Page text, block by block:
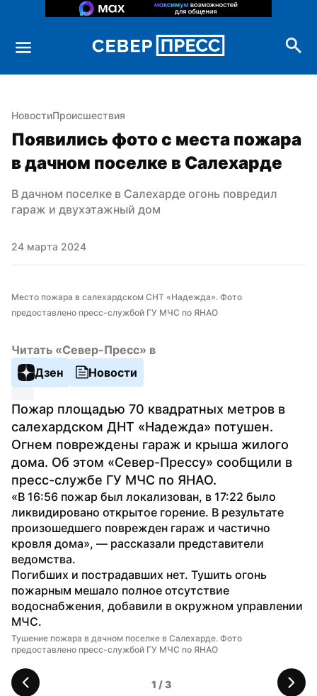
НовостиПроисшествия
Появились фото с места пожара
в дачном поселке в Салехарде
В дачном поселке в Салехарде огонь повредил
гараж и двухэтажный дом
24 марта 2024
Место пожара в салехардском СНТ «Надежда». Фото
предоставлено пресс-службой ГУ МЧС по ЯНАО
Читать «Север-Пресс» в
Дзен
Новости
Пожар площадью 70 квадратных метров в
салехардском ДНТ «Надежда» потушен.
Огнем повреждены гараж и крыша жилого
дома. Об этом «Север-Прессу» сообщили в
пресс-службе ГУ МЧС по ЯНАО.
«В 16:56 пожар был локализован, в 17:22 было
ликвидировано открытое горение. В результате
произошедшего поврежден гараж и частично
кровля дома», — рассказали представители
ведомства.
Погибших и пострадавших нет. Тушить огонь
пожарным мешало полное отсутствие
водоснабжения, добавили в окружном управлении
МЧС.
1 / 3
Тушение пожара в дачном поселке в Салехарде. Фото
предоставлено пресс-службой ГУ МЧС по ЯНАО